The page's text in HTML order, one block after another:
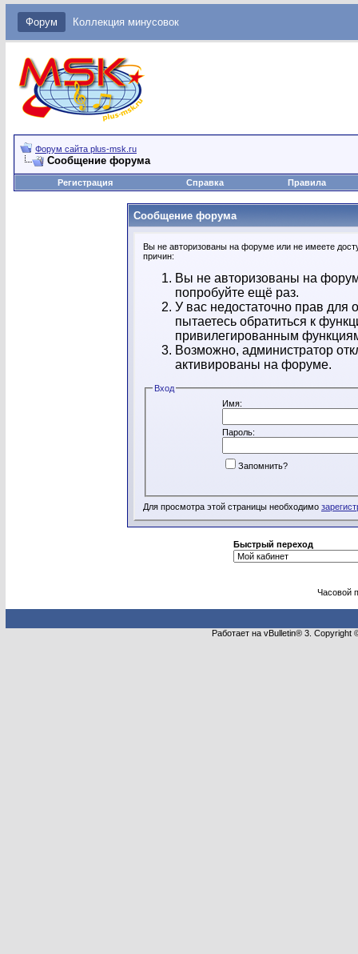
Форум Коллекция минусовок
Форум сайта plus-msk.ru
Сообщение форума
Регистрация Справка Правила
Сообщение форума
Вы не авторизованы на форуме или не имеете
причин:
Вы не авторизованы на
попробуйте ещё раз.
У вас недостаточно прав
пытаетесь обратиться к
привилегированным
Возможно, администратор
активированы на форуме.
Вход
Имя:
Пароль:
Запомнить?
Для просмотра этой страницы необходимо
Быстрый переход
Часовой
Работает на vBulletin® 3.